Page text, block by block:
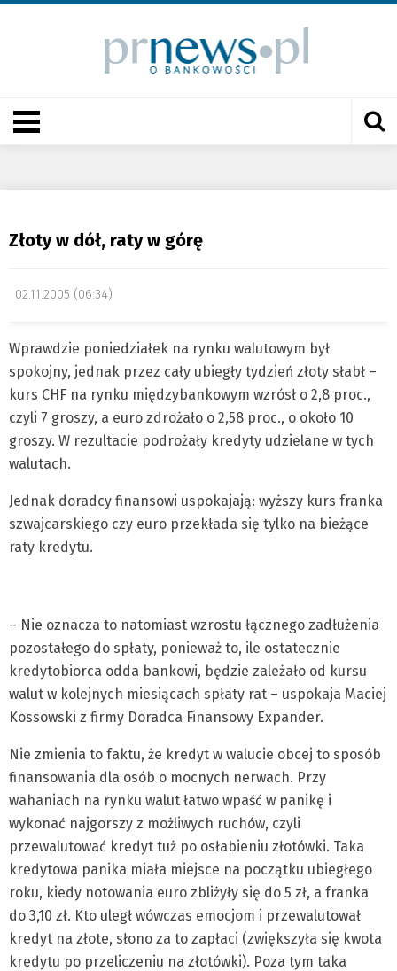
Złoty w dół, raty w górę
02.11.2005 (06:34)
Wprawdzie poniedziałek na rynku walutowym był
spokojny, jednak przez cały ubiegły tydzień złoty słabł –
kurs CHF na rynku międzybankowym wzrósł o 2,8 proc.,
czyli 7 groszy, a euro zdrożało o 2,58 proc., o około 10
groszy. W rezultacie podrożały kredyty udzielane w tych
walutach.
Jednak doradcy finansowi uspokajają: wyższy kurs franka
szwajcarskiego czy euro przekłada się tylko na bieżące
raty kredytu.
– Nie oznacza to natomiast wzrostu łącznego zadłużenia
pozostałego do spłaty, ponieważ to, ile ostatecznie
kredytobiorca odda bankowi, będzie zależało od kursu
walut w kolejnych miesiącach spłaty rat – uspokaja Maciej
Kossowski z firmy Doradca Finansowy Expander.
Nie zmienia to faktu, że kredyt w walucie obcej to sposób
finansowania dla osób o mocnych nerwach. Przy
wahaniach na rynku walut łatwo wpaść w panikę i
wykonać najgorszy z możliwych ruchów, czyli
przewalutować kredyt tuż po osłabieniu złotówki. Taka
kredytowa panika miała miejsce na początku ubiegłego
roku, kiedy notowania euro zbliżyły się do 5 zł, a franka
do 3,10 zł. Kto uległ wówczas emocjom i przewalutował
kredyt na złote, słono za to zapłaci (zwiększyła się kwota
kredytu po przeliczeniu na złotówki). Poza tym taka